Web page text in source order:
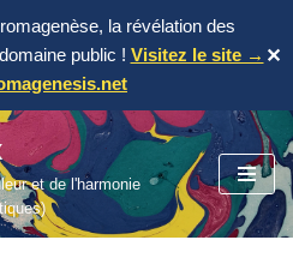
la révélation des
public ! Visitez le site → ✕
et de l'harmonie